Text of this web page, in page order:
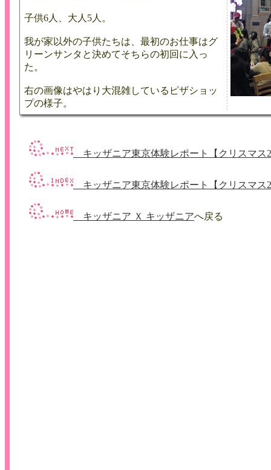
子供6人、大人5人。
我が家以外の子供たちは、最初のお仕事はグ
リーンサンタと決めてそちらの初回に入っ
た。
右の画像はやはり大混雑しているピザショッ
プの様子。
キッザニア東京体験レポート【クリスマス
キッザニア東京体験レポート【クリスマス
キッザニア Ｘ キッザニアへ戻る